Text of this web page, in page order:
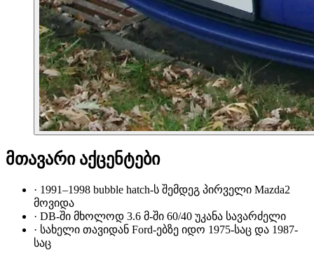
მთავარი აქცენტები
· 1991–1998 bubble hatch-ს შემდეგ პირველი Mazda2
მოვიდა
· DB-ში მხოლოდ 3.6 მ-ში 60/40 უკანა სავარძელი
· სახელი თავიდან Ford-ებზე იდო 1975-საც და 1987-
საც